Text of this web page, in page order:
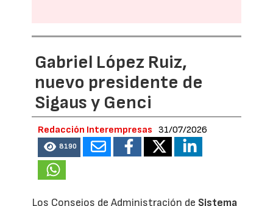
Gabriel López Ruiz,
nuevo presidente de
Sigaus y Genci
Redacción Interempresas 31/07/2026
8190
Los Consejos de Administración de Sistema